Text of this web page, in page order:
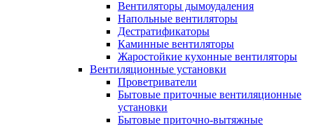
Вентиляторы дымоудаления
Напольные вентиляторы
Дестратификаторы
Каминные вентиляторы
Жаростойкие кухонные вентиляторы
Вентиляционные установки
Проветриватели
Бытовые приточные вентиляционные
установки
Бытовые приточно-вытяжные